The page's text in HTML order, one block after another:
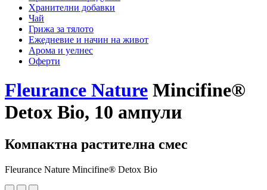
Хранителни добавки
Чай
Грижа за тялото
Ежедневие и начин на живот
Арома и уелнес
Оферти
Fleurance Nature Mincifine®
Detox Bio, 10 ампули
Компактна растителна смес
Fleurance Nature Mincifine® Detox Bio